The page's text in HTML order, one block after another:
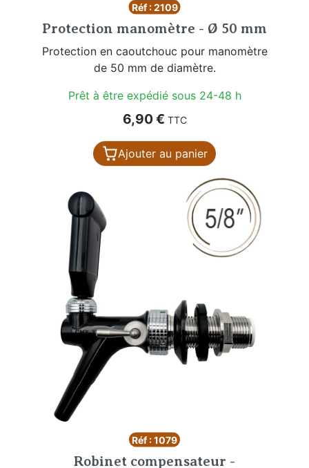
Réf : 2109
Protection manomètre - Ø 50 mm
Protection en caoutchouc pour manomètre
de 50 mm de diamètre.
Prêt à être expédié sous 24-48 h
Prix
6,90 € TTC
Ajouter au panier
Réf : 1079
Robinet compensateur -